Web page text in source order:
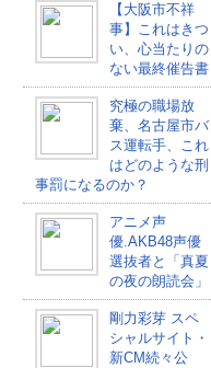
【大阪市不祥
事】これはきつ
い、心当たりの
ない最終催告書
究極の職場放
棄、名古屋市バ
ス運転手、これ
はどのような刑
事罰になるのか？
アニメ声
優.AKB48声優
選抜者と「真夏
の夜の朗読会」
剛力彩芽 スペ
シャルサイト・
新CM続々公